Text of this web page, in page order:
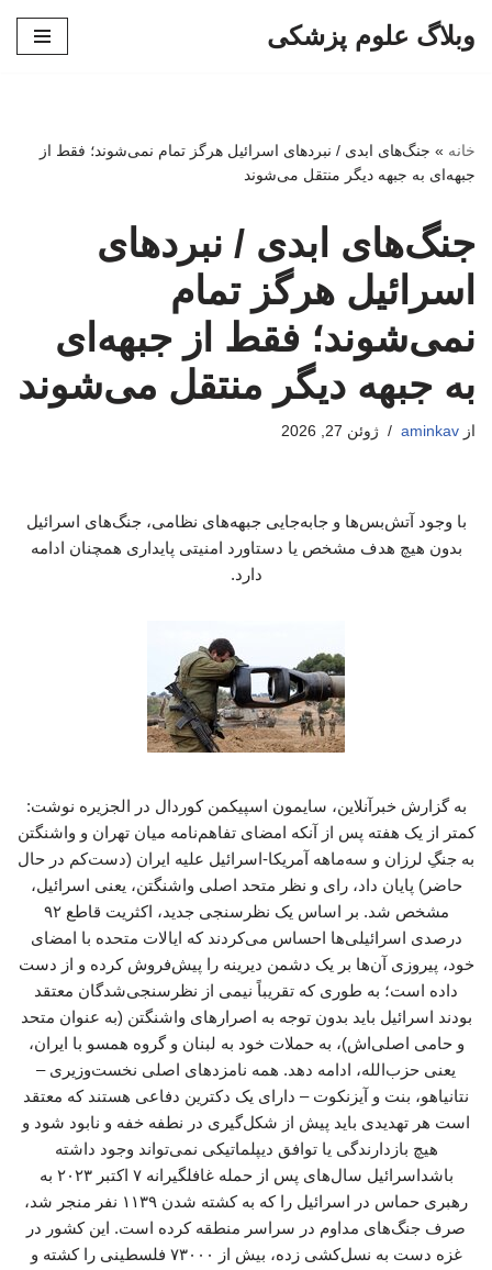
وبلاگ علوم پزشکی
خانه » جنگ‌های ابدی / نبردهای اسرائیل هرگز تمام نمی‌شوند؛ فقط از
جبهه‌ای به جبهه دیگر منتقل می‌شوند
جنگ‌های ابدی / نبردهای
اسرائیل هرگز تمام
نمی‌شوند؛ فقط از جبهه‌ای
به جبهه دیگر منتقل می‌شوند
از aminkav ژوئن 27, 2026
با وجود آتش‌بس‌ها و جابه‌جایی جبهه‌های نظامی، جنگ‌های اسرائیل
بدون هیچ هدف مشخص یا دستاورد امنیتی پایداری همچنان ادامه
دارد.
به گزارش خبرآنلاین، سایمون اسپیکمن کوردال در الجزیره نوشت:
کمتر از یک هفته پس از آنکه امضای تفاهم‌نامه میان تهران و واشنگتن
به جنگِ لرزان و سه‌ماهه آمریکا-اسرائیل علیه ایران (دست‌کم در حال
حاضر) پایان داد، رای و نظر متحد اصلی واشنگتن، یعنی اسرائیل،
مشخص شد. بر اساس یک نظرسنجی جدید، اکثریت قاطع ۹۲
درصدی اسرائیلی‌ها احساس می‌کردند که ایالات متحده با امضای
خود، پیروزی آن‌ها بر یک دشمن دیرینه را پیش‌فروش کرده و از دست
داده است؛ به طوری که تقریباً نیمی از نظرسنجی‌شدگان معتقد
بودند اسرائیل باید بدون توجه به اصرارهای واشنگتن (به عنوان متحد
و حامی اصلی‌اش)، به حملات خود به لبنان و گروه همسو با ایران،
یعنی حزب‌الله، ادامه دهد. همه نامزدهای اصلی نخست‌وزیری –
نتانیاهو، بنت و آیزنکوت – دارای یک دکترین دفاعی هستند که معتقد
است هر تهدیدی باید پیش از شکل‌گیری در نطفه خفه و نابود شود و
هیچ بازدارندگی یا توافق دیپلماتیکی نمی‌تواند وجود داشته
باشداسرائیل سال‌های پس از حمله غافلگیرانه ۷ اکتبر ۲۰۲۳ به
رهبری حماس در اسرائیل را که به کشته شدن ۱۱۳۹ نفر منجر شد،
صرف جنگ‌های مداوم در سراسر منطقه کرده است. این کشور در
غزه دست به نسل‌کشی زده، بیش از ۷۳۰۰۰ فلسطینی را کشته و